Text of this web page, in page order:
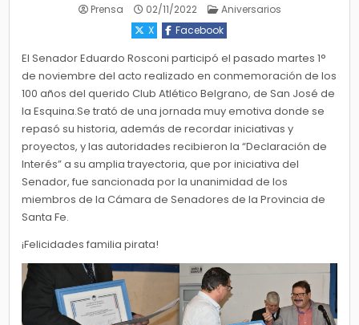
Prensa 02/11/2022 Posted
Aniversarios
X
Facebook
El Senador Eduardo Rosconi participó el pasado martes 1°
de noviembre del acto realizado en conmemoración de los
100 años del querido Club Atlético Belgrano, de San José de
la Esquina.Se trató de una jornada muy emotiva donde se
repasó su historia, además de recordar iniciativas y
proyectos, y las autoridades recibieron la “Declaración de
Interés” a su amplia trayectoria, que por iniciativa del
Senador, fue sancionada por la unanimidad de los
miembros de la Cámara de Senadores de la Provincia de
Santa Fe.
¡Felicidades familia pirata!